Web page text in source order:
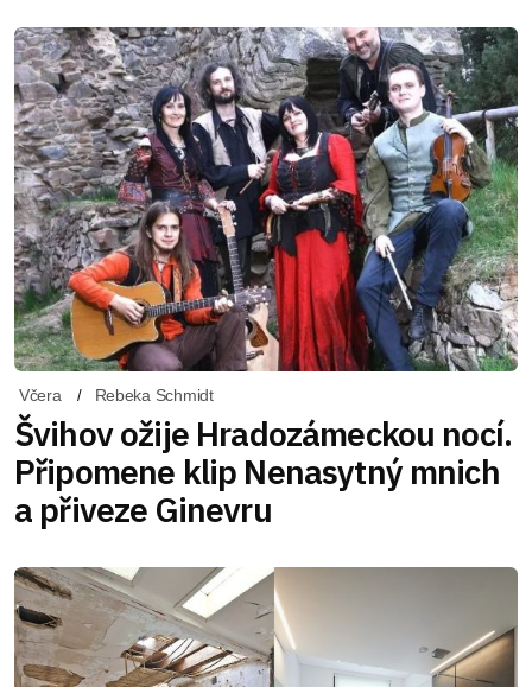
Včera Rebeka Schmidt
Švihov ožije Hradozámeckou nocí.
Připomene klip Nenasytný mnich
a přiveze Ginevru